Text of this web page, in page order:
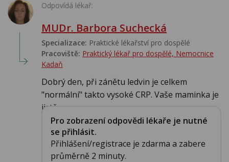
Odpovídá lékař:
MUDr. Barbora Suchecká
Specializace: Praktické lékařství pro dospělé
Pracoviště: Praktický lékař pro dospělé, Nemocnice
Kadaň
Dobrý den, při zánětu ledvin je celkem
"normální" takto vysoké CRP. Vaše maminka je
jistě v...
Pro zobrazení odpovědi lékaře je nutné
se přihlásit.
Přihlášení/registrace je zdarma a zabere
průměrně 2 minuty.